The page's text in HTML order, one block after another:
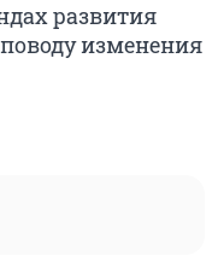
развития
изменения